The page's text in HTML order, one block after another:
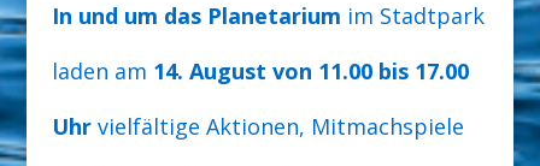
In und um das Planetarium im Stadtpark
laden am 14. August von 11.00 bis 17.00
Uhrvielfältige Aktionen, Mitmachspiele